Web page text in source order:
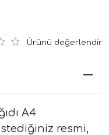
Ürünü değerlendir
A4
istediğiniz resmi,